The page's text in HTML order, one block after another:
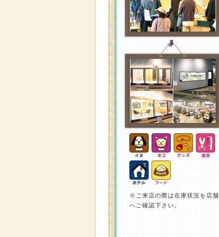
※ご来店の際は在庫状況を店舗
へご確認下さい。